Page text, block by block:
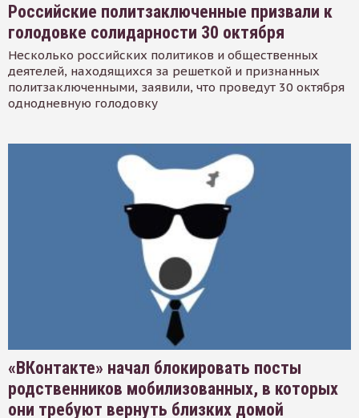
Российские политзаключенные призвали к
голодовке солидарности 30 октября
Несколько российских политиков и общественных
деятелей, находящихся за решеткой и признанных
политзаключенными, заявили, что проведут 30 октября
однодневную голодовку
«ВКонтакте» начал блокировать посты
родственников мобилизованных, в которых
они требуют вернуть близких домой